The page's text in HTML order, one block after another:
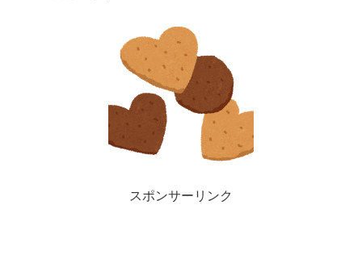
スポンサーリンク